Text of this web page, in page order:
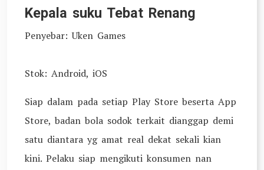
Kepala suku Tebat Renang
Penyebar: Uken Games
Stok: Android, iOS
Siap dalam pada setiap Play Store beserta App
Store, badan bola sodok terkait dianggap demi
satu diantara yg amat real dekat sekali kian
kini. Pelaku siap mengikuti konsumen nan